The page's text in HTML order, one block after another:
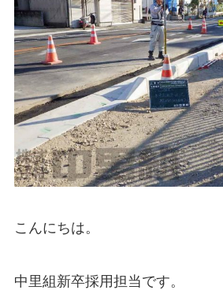
こんにちは。
中里組新卒採用担当です。